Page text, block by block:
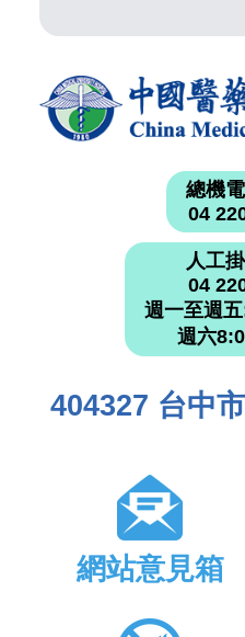
總機
04
人工
04
週一至週
週六
404327 台中
網站意見箱